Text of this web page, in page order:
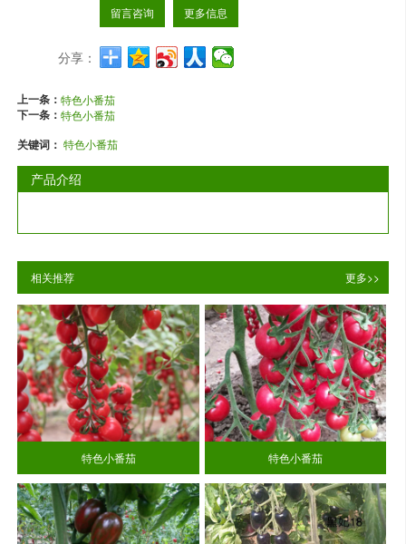
留言咨询 更多信息
分享：
上一条：特色小番茄
下一条：特色小番茄
关键词：特色小番茄
产品介绍
相关推荐 更多>>
特色小番茄 特色小番茄